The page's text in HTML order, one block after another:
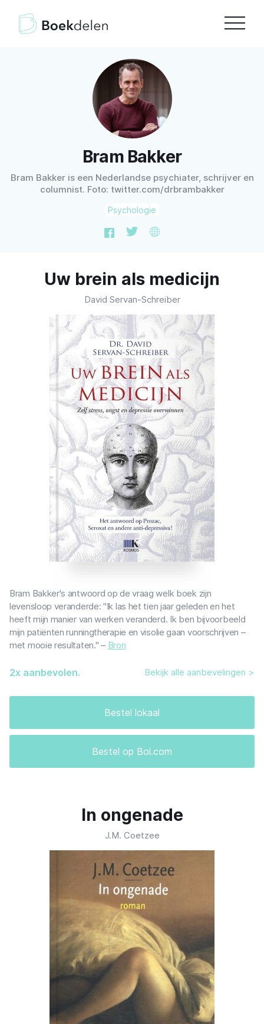
Bram Bakker
Bram Bakker is een Nederlandse psychiater, schrijver en
columnist. Foto: twitter.com/drbrambakker
Psychologie
Uw brein als medicijn
David Servan-Schreiber
Bram Bakker's antwoord op de vraag welk boek zijn
levensloop veranderde: "Ik las het tien jaar geleden en het
heeft mijn manier van werken veranderd. Ik ben bijvoorbeeld
mijn patiënten runningtherapie en visolie gaan voorschrijven –
met mooie resultaten." – Bron
Bestel lokaal
Bestel op Bol.com
2x aanbevolen. Bekijk alle aanbevelingen >
In ongenade
J.M. Coetzee